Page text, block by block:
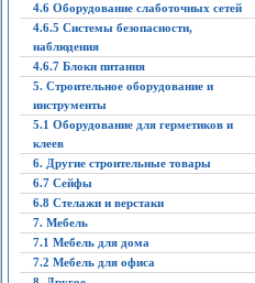
4.6 Оборудование слаботочных сетей
4.6.5 Системы безопасности,
наблюдения
4.6.7 Блоки питания
5. Строительное оборудование и
инструменты
5.1 Оборудование для герметиков и
клеев
6. Другие строительные товары
6.7 Сейфы
6.8 Стелажи и верстаки
7. Мебель
7.1 Мебель для дома
7.2 Мебель для офиса